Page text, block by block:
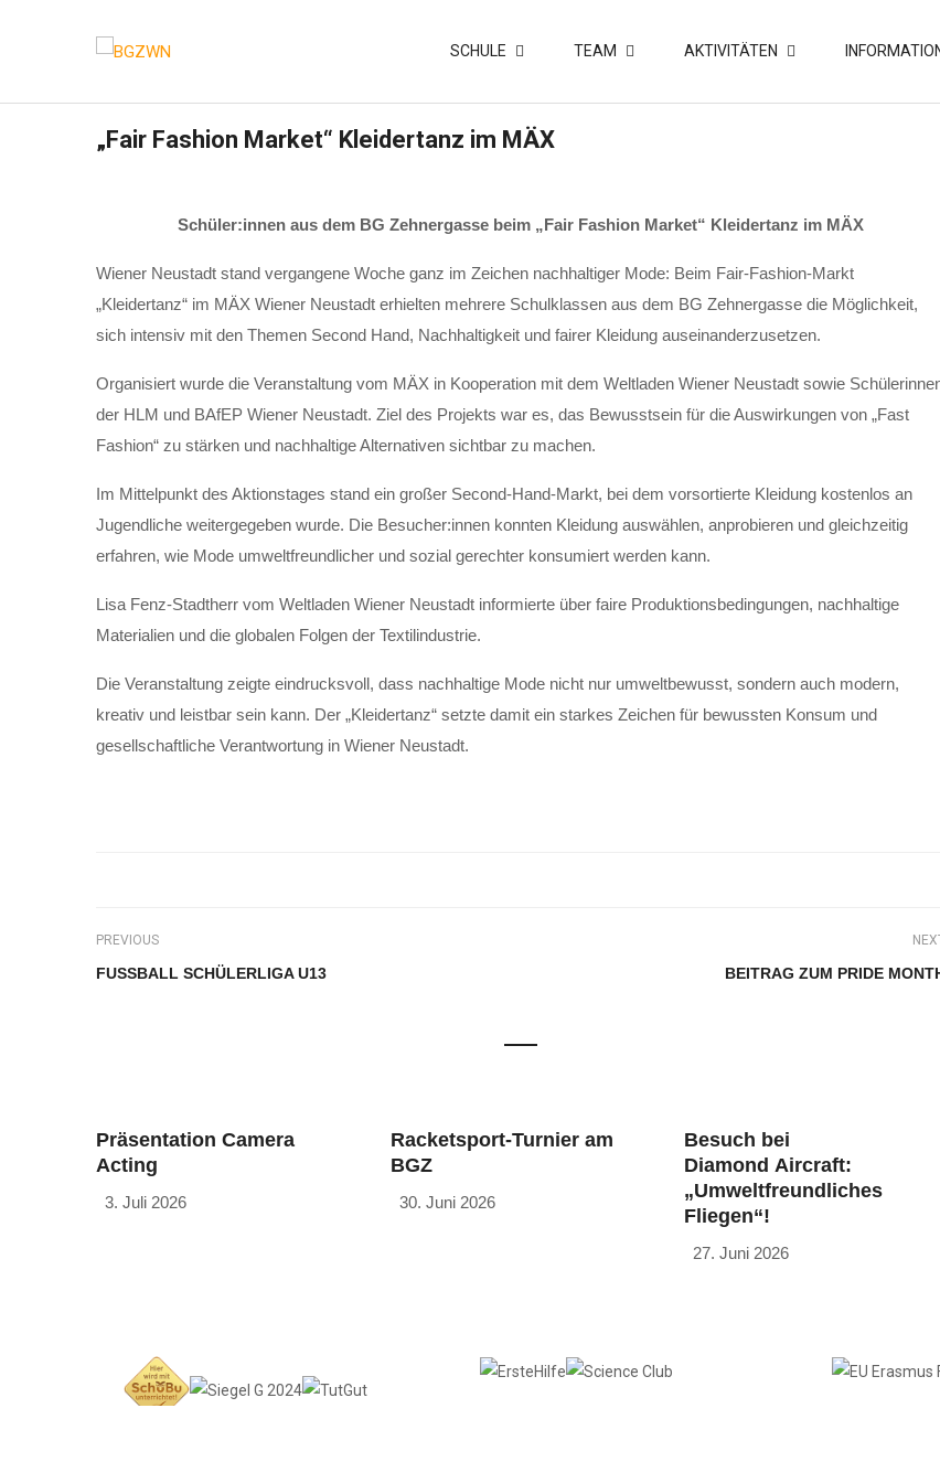
SCHULE TEAM AKTIVITÄTEN
„Fair Fashion Market“ Kleidertanz im MÄX
Schüler:innen aus dem BG Zehnergasse beim „Fair Fashion Market“ Kleidertanz im MÄX
Wiener Neustadt stand vergangene Woche ganz im Zeichen nachhaltiger Mode: Beim Fair-Fashion-Markt
„Kleidertanz“ im MÄX Wiener Neustadt erhielten mehrere Schulklassen aus dem BG Zehnergasse die Möglichkeit,
sich intensiv mit den Themen Second Hand, Nachhaltigkeit und fairer Kleidung auseinanderzusetzen.
Organisiert wurde die Veranstaltung vom MÄX in Kooperation mit dem Weltladen Wiener Neustadt sowie
der HLM und BAfEP Wiener Neustadt. Ziel des Projekts war es, das Bewusstsein für die Auswirkungen von „Fast
Fashion“ zu stärken und nachhaltige Alternativen sichtbar zu machen.
Im Mittelpunkt des Aktionstages stand ein großer Second-Hand-Markt, bei dem vorsortierte Kleidung kostenlos an
Jugendliche weitergegeben wurde. Die Besucher:innen konnten Kleidung auswählen, anprobieren und gleichzeitig
erfahren, wie Mode umweltfreundlicher und sozial gerechter konsumiert werden kann.
Lisa Fenz-Stadtherr vom Weltladen Wiener Neustadt informierte über faire Produktionsbedingungen, nachhaltige
Materialien und die globalen Folgen der Textilindustrie.
Die Veranstaltung zeigte eindrucksvoll, dass nachhaltige Mode nicht nur umweltbewusst, sondern auch modern,
kreativ und leistbar sein kann. Der „Kleidertanz“ setzte damit ein starkes Zeichen für bewussten Konsum und
gesellschaftliche Verantwortung in Wiener Neustadt.
PREVIOUS
FUSSBALL SCHÜLERLIGA U13 BEITRAG ZUM PRIDE
Präsentation Camera
Acting
3. Juli 2026
Racketsport-Turnier am
BGZ
30. Juni 2026
Besuch bei
Diamond Aircraft:
„Umweltfreundliches
Fliegen“!
27. Juni 2026